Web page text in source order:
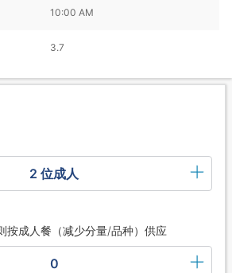
10:00 AM
3.7
2 位成人
按成人餐（减少分量/品种）供应
0